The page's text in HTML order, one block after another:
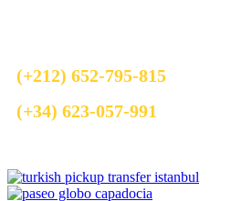
(+212) 652-795-815
(+34) 623-057-991